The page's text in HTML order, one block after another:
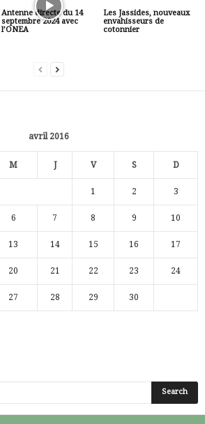
Antenne directe du 14
septembre 2024 avec
l’ONEA
Les Jassides, nouveaux
envahisseurs de
cotonnier
avril 2016
M J V S D
1 2 3
6 7 8 9 10
13 14 15 16 17
20 21 22 23 24
27 28 29 30